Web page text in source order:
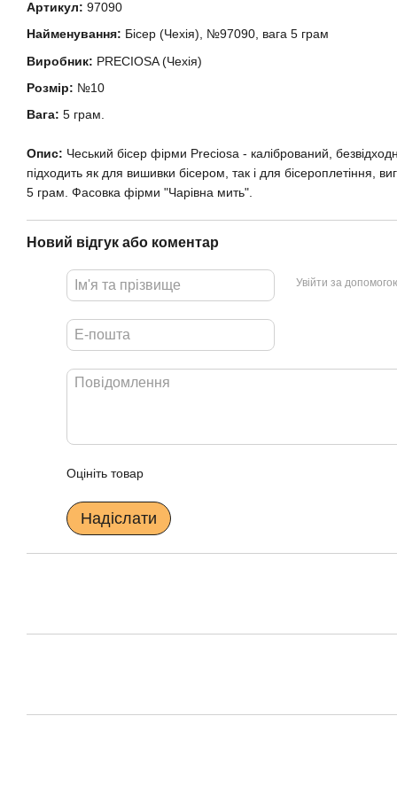
Артикул: 97090
Найменування: Бісер (Чехія), №97090, вага 5 грам
Виробник: PRECIOSA (Чехія)
Розмір: №10
Вага: 5 грам.
Опис: Чеський бісер фірми Preciosa - калібрований,
підходить як для вишивки бісером, так і для бісероплетіння,
5 грам. Фасовка фірми "Чарівна мить".
Новий відгук або коментар
Увійти за
Оцініть товар
Надіслати